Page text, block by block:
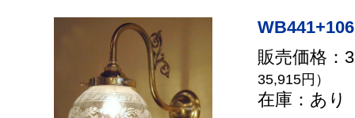
販売価格：
35,915円）
在庫：あり